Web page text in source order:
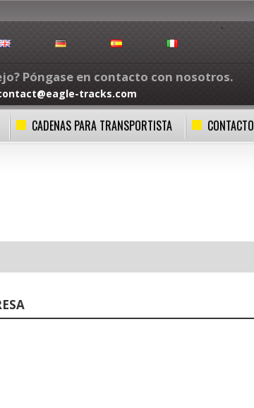
CADENAS PARA TRANSPORTISTA CONTACTO
Póngase en contacto con nosotros.
tracks.com